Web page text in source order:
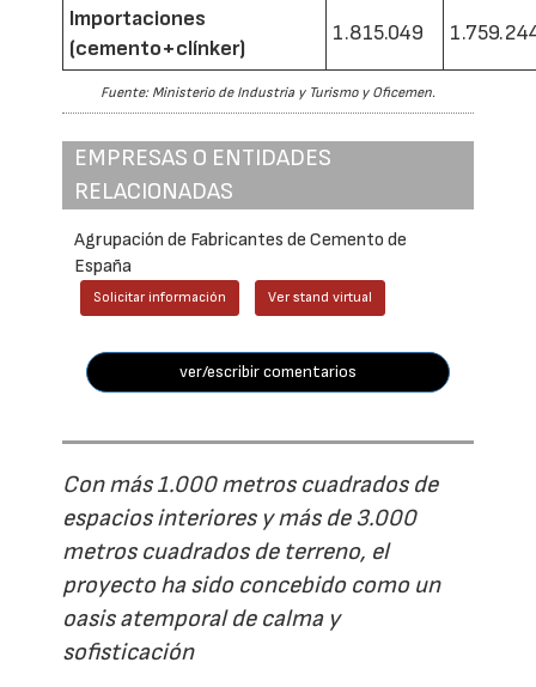
Importaciones
(cemento+clínker)
1.815.049
Fuente: Ministerio de Industria y Turismo y Oficemen.
EMPRESAS O ENTIDADES
RELACIONADAS
Agrupación de Fabricantes de Cemento de
España
Solicitar información Ver stand virtual
ver/escribir comentarios
Con más 1.000 metros cuadrados de
espacios interiores y más de 3.000
metros cuadrados de terreno, el
proyecto ha sido concebido como un
oasis atemporal de calma y
sofisticación